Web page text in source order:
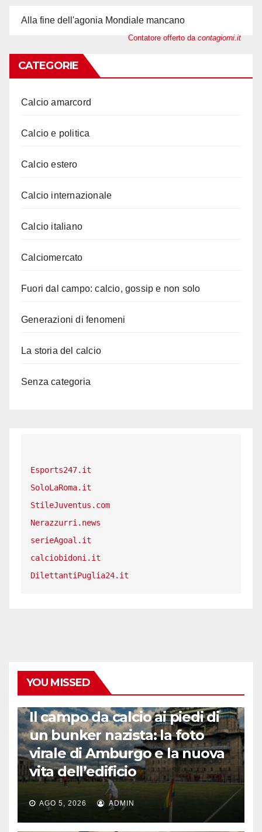
Alla fine dell'agonia Mondiale mancano
Contatore offerto da contagiorni.it
CATEGORIE
Calcio amarcord
Calcio e politica
Calcio estero
Calcio internazionale
Calcio italiano
Calciomercato
Fuori dal campo: calcio, gossip e non solo
Generazioni di fenomeni
La storia del calcio
Senza categoria
Esports247.it
SoloLaRoma.it
StileJuventus.com
Nerazzurri.news
serieAgoal.it
calciobidoni.it
DilettantiPuglia24.it
YOU MISSED
Il campo da calcio ai piedi di
un bunker nazista: la foto
virale di Amburgo e la nuova
vita dell’edificio
AGO 5, 2026 ADMIN
LA STORIA DEL CALCIO